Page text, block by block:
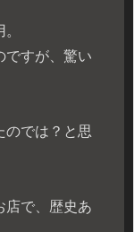
ですが、驚い
のでは？と思
店で、歴史あ